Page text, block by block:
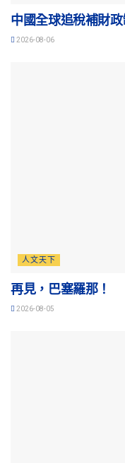
中國全球追稅補財
2026-08-06
人文天下
再見，巴塞羅那！
2026-08-05